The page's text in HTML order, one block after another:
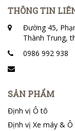
THÔNG TIN
Đường 45,
Thành Trung,
0986 992 938
SẢN PHẨM
Định vị Ô tô
Định vị Xe máy & Ô